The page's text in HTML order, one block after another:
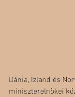
Dánia, Izland és
miniszterelnökei